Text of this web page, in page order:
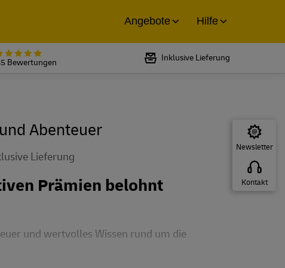
Angebote Hilfe
Bewertet mit 5 von 5 Sternen bei
Bewertungen
Inklusive Lieferung
Newsletter
Kontakt
Abenteuer
Lieferung
Prämien belohnt
und wertvolles Wissen rund um die